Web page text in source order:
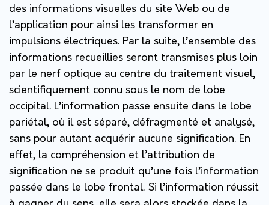
des informations visuelles du site Web ou de
l’application pour ainsi les transformer en
impulsions électriques. Par la suite, l’ensemble des
informations recueillies seront transmises plus loin
par le nerf optique au centre du traitement visuel,
scientifiquement connu sous le nom de lobe
occipital. L’information passe ensuite dans le lobe
pariétal, où il est séparé, défragmenté et analysé,
sans pour autant acquérir aucune signification. En
effet, la compréhension et l’attribution de
signification ne se produit qu’une fois l’information
passée dans le lobe frontal. Si l’information réussit